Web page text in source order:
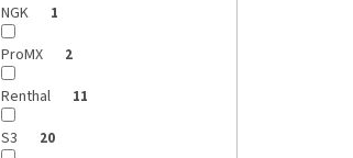
NGK 1
ProMX 2
Renthal 11
S3 20